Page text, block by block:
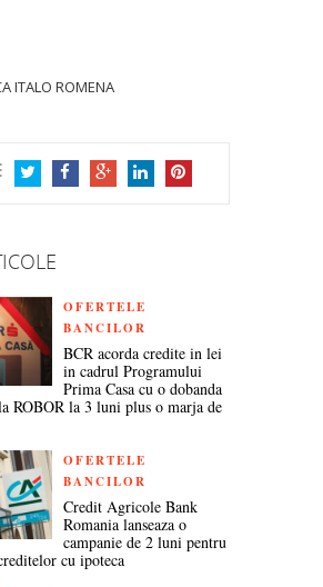
ITALO ROMENA
OFERTELE
BANCILOR
BCR acorda credite in lei
in cadrul Programului
Prima Casa cu o dobanda
ROBOR la 3 luni plus o marja de
OFERTELE
BANCILOR
Credit Agricole Bank
Romania lanseaza o
campanie de 2 luni pentru
cu ipoteca